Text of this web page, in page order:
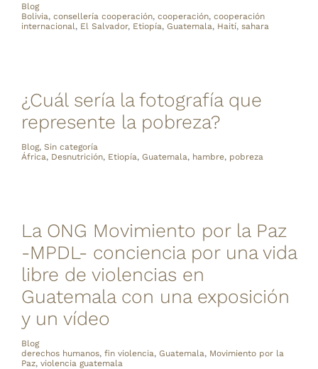
Blog
Bolivia, consellería cooperación, cooperación, cooperación
internacional, El Salvador, Etiopía, Guatemala, Haití, sahara
¿Cuál sería la fotografía que
represente la pobreza?
Blog, Sin categoría
África, Desnutrición, Etiopía, Guatemala, hambre, pobreza
La ONG Movimiento por la Paz
-MPDL- conciencia por una vida
libre de violencias en
Guatemala con una exposición
y un vídeo
Blog
derechos humanos, fin violencia, Guatemala, Movimiento por la
Paz, violencia guatemala